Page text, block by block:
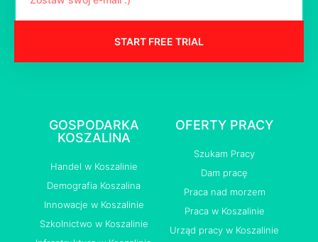
START FREE TRIAL
GOSPODARKA
KOSZALINA
Handel w Koszalinie
Demografia Koszalina
Innowacje w Koszalinie
Szkolnictwo w Koszalinie
OFERTY PRACY
Szukam Pracy
Dam pracę
Praca nad morzem
Praca w Koszalinie
Urząd pracy w Koszalinie